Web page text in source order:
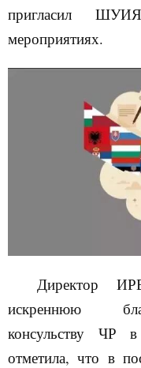
пригласил
мероприятиях.
Директор
искреннюю
консульству ЧР
отметила, что в